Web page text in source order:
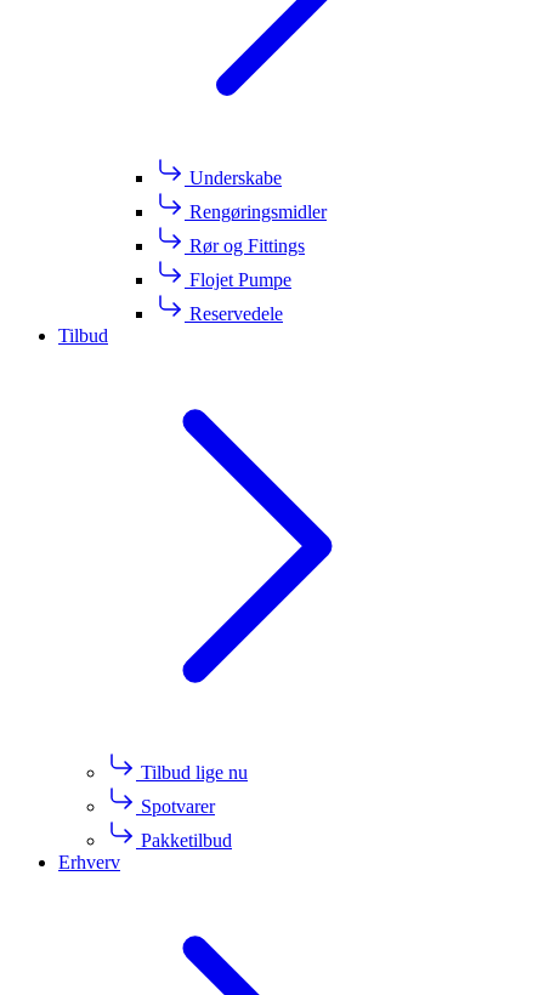
Underskabe
Rengøringsmidler
Rør og Fittings
Flojet Pumpe
Reservedele
Tilbud
Tilbud lige nu
Spotvarer
Pakketilbud
Erhverv